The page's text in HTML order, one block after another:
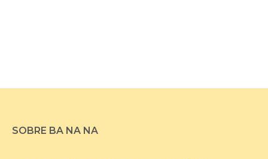
SOBRE BA NA NA